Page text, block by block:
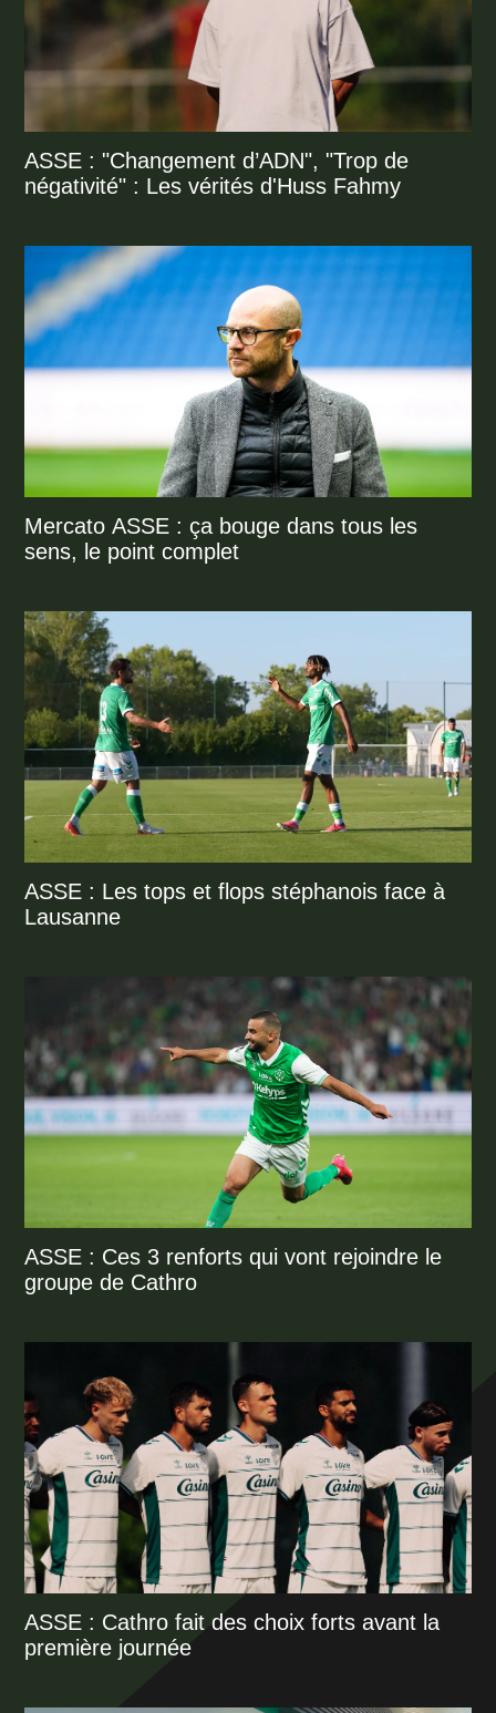
ASSE : "Changement d’ADN", "Trop de
négativité" : Les vérités d'Huss Fahmy
Mercato ASSE : ça bouge dans tous les
sens, le point complet
ASSE : Les tops et flops stéphanois face à
Lausanne
ASSE : Ces 3 renforts qui vont rejoindre le
groupe de Cathro
ASSE : Cathro fait des choix forts avant la
première journée